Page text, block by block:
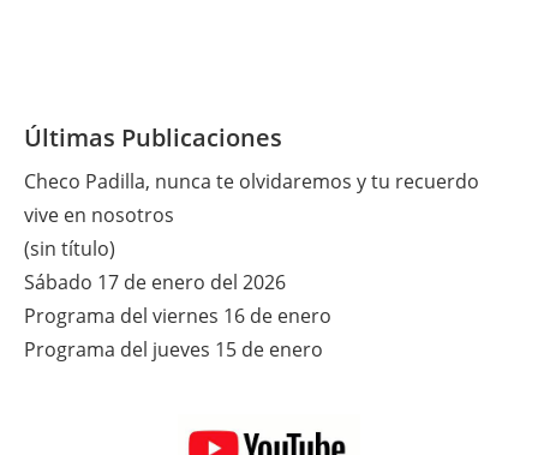
Últimas Publicaciones
Checo Padilla, nunca te olvidaremos y tu recuerdo
vive en nosotros
(sin título)
Sábado 17 de enero del 2026
Programa del viernes 16 de enero
Programa del jueves 15 de enero